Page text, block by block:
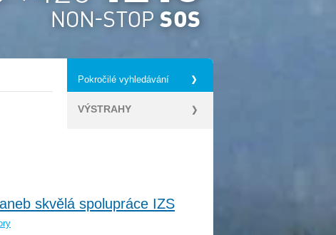
Pokročilé vyhledávání
VÝSTRAHY
skvělá spolupráce IZS